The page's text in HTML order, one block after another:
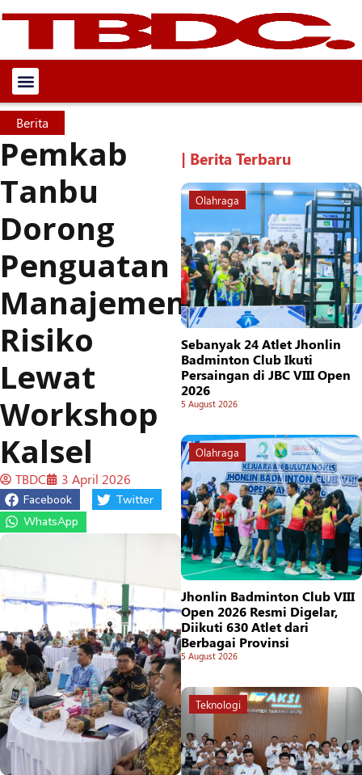
Berita
Pemkab
Tanbu
Dorong
Penguatan
Manajemen
Risiko
Lewat
Workshop
Kalsel
TBDC 3 April 2026
Facebook
Twitter
WhatsApp
| Berita Terbaru
Olahraga
Sebanyak 24 Atlet Jhonlin
Badminton Club Ikuti
Persaingan di JBC VIII Open
2026
5 August 2026
Olahraga
Jhonlin Badminton Club VIII
Open 2026 Resmi Digelar,
Diikuti 630 Atlet dari
Berbagai Provinsi
5 August 2026
Teknologi